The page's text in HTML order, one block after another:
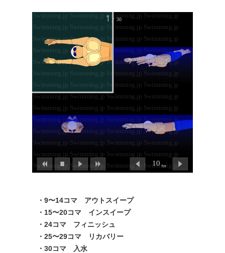
・9〜14コマ アウトスイープ
・15〜20コマ インスイープ
・24コマ フィニッシュ
・25〜29コマ リカバリー
・30コマ 入水